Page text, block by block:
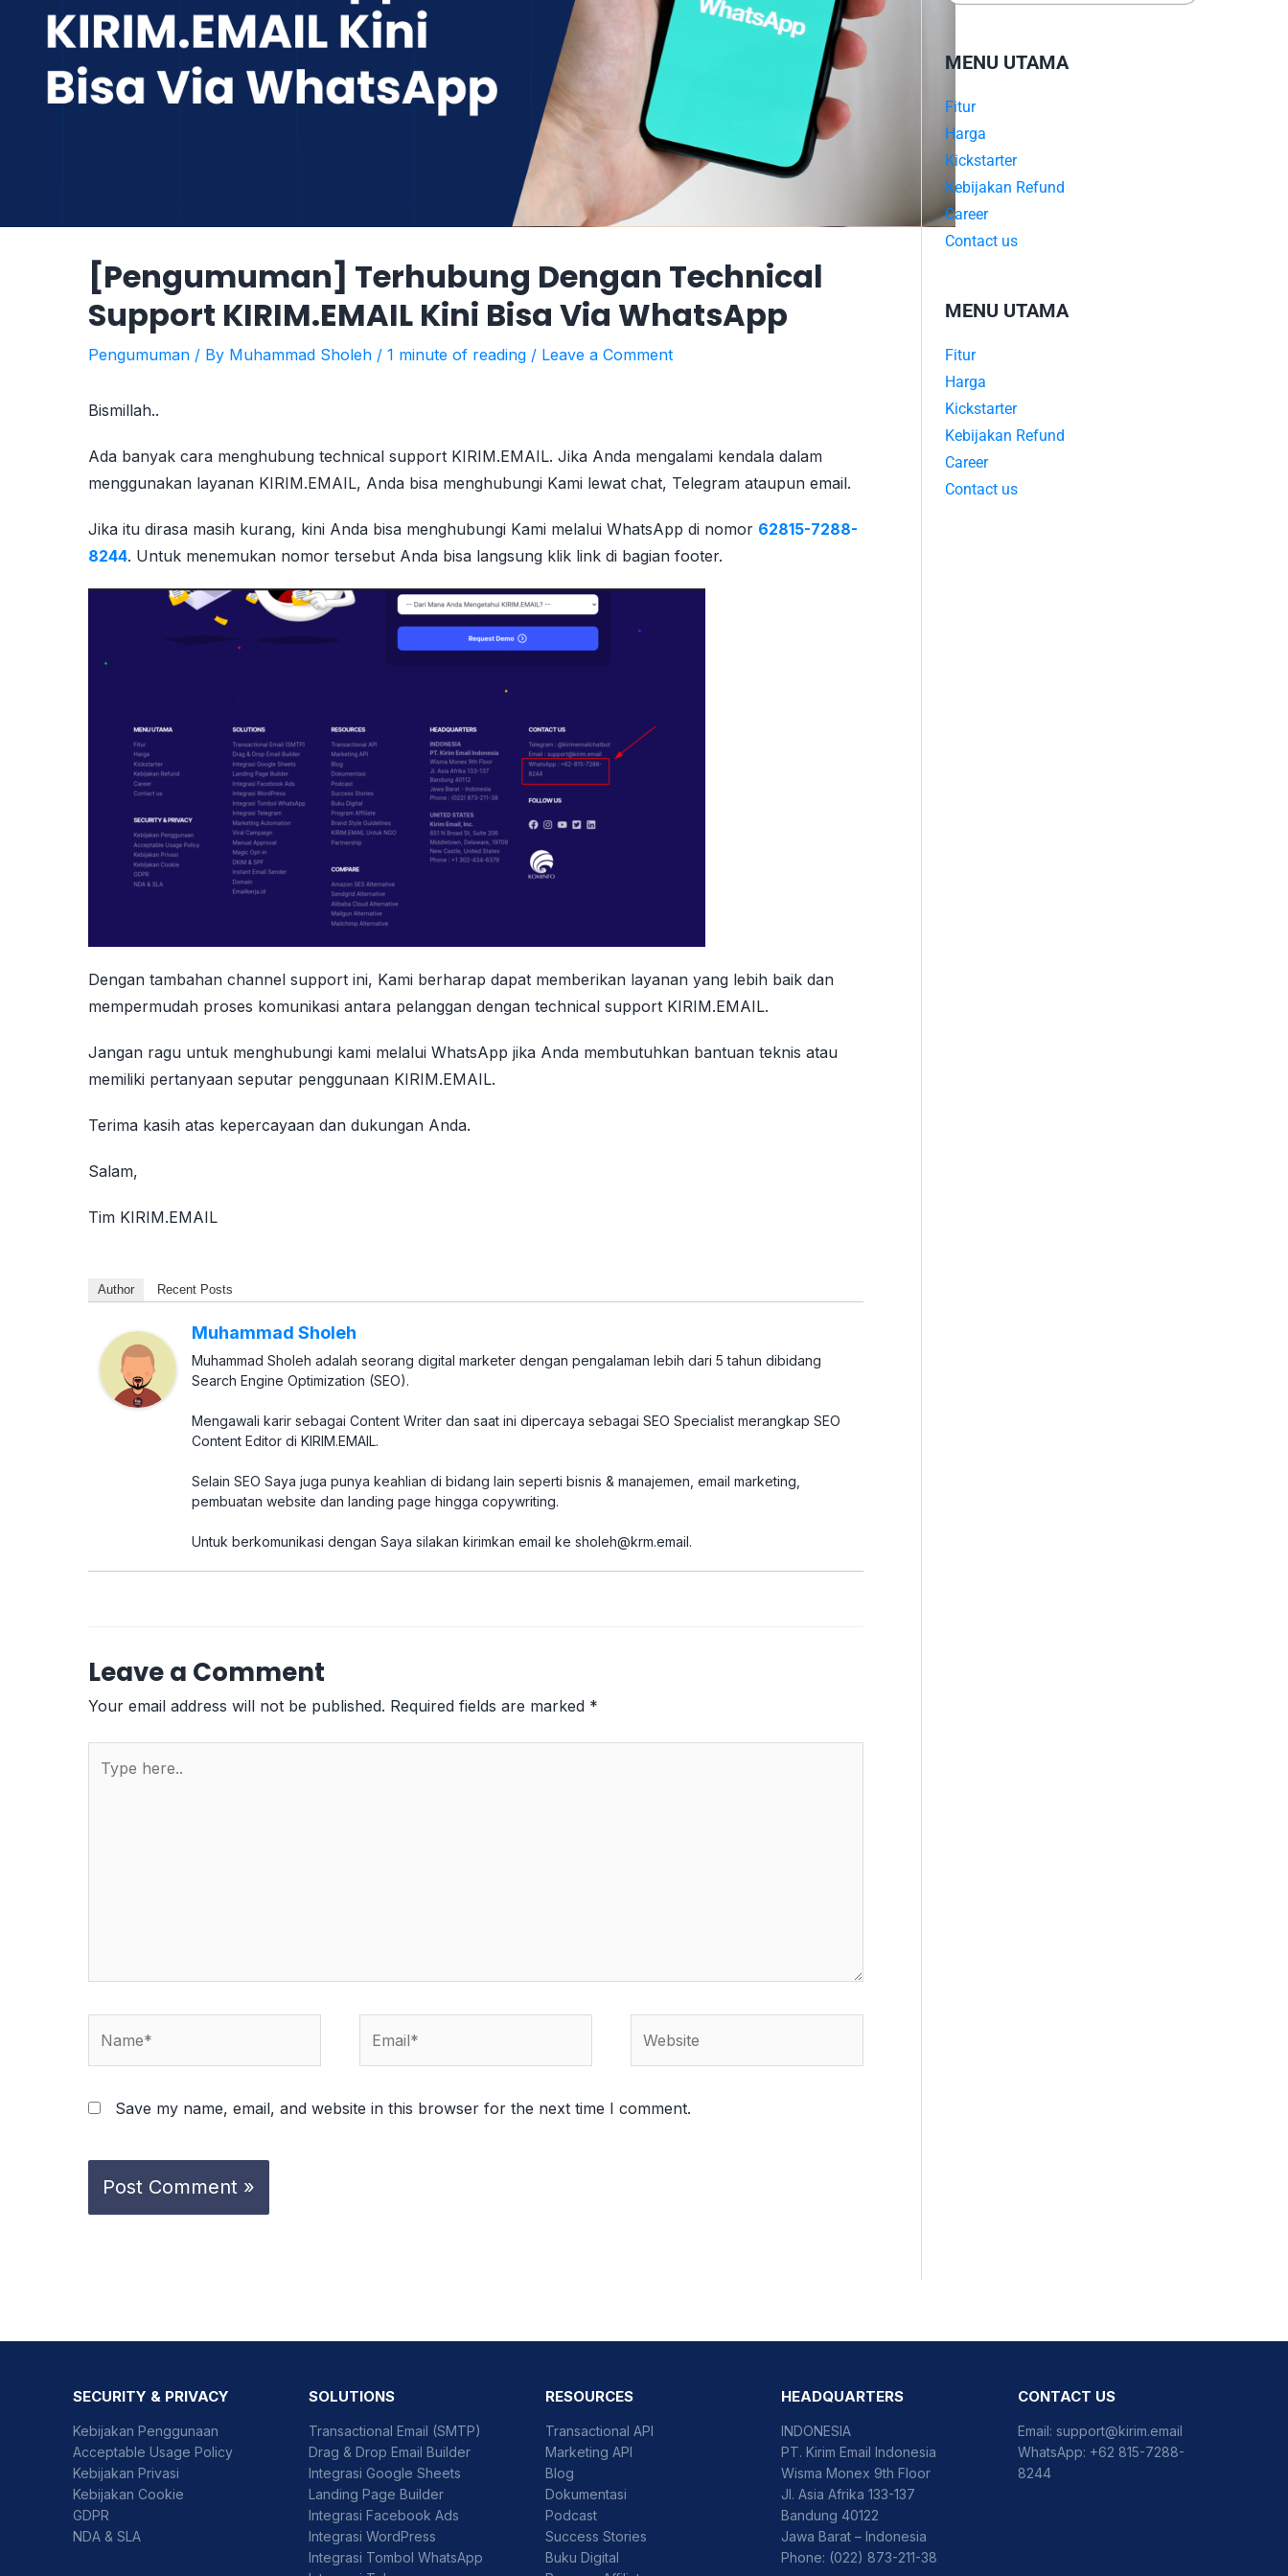
[Pengumuman] Terhubung Dengan Technical
Support KIRIM.EMAIL Kini Bisa Via WhatsApp
Pengumuman / By Muhammad Sholeh / 1 minute of reading / Leave a Comment
Bismillah..
Ada banyak cara menghubung technical support KIRIM.EMAIL. Jika Anda mengalami kendala dalam
menggunakan layanan KIRIM.EMAIL, Anda bisa menghubungi Kami lewat chat, Telegram ataupun email.
Jika itu dirasa masih kurang, kini Anda bisa menghubungi Kami melalui WhatsApp di nomor 62815-7288-
8244. Untuk menemukan nomor tersebut Anda bisa langsung klik link di bagian footer.
Dengan tambahan channel support ini, Kami berharap dapat memberikan layanan yang lebih baik dan
mempermudah proses komunikasi antara pelanggan dengan technical support KIRIM.EMAIL.
Jangan ragu untuk menghubungi kami melalui WhatsApp jika Anda membutuhkan bantuan teknis atau
memiliki pertanyaan seputar penggunaan KIRIM.EMAIL.
Terima kasih atas kepercayaan dan dukungan Anda.
Salam,
Tim KIRIM.EMAIL
Author Recent Posts
Muhammad Sholeh
Muhammad Sholeh adalah seorang digital marketer dengan pengalaman lebih dari 5 tahun dibidang
Search Engine Optimization (SEO).
Mengawali karir sebagai Content Writer dan saat ini dipercaya sebagai SEO Specialist merangkap SEO
Content Editor di KIRIM.EMAIL.
Selain SEO Saya juga punya keahlian di bidang lain seperti bisnis & manajemen, email marketing,
pembuatan website dan landing page hingga copywriting.
Untuk berkomunikasi dengan Saya silakan kirimkan email ke sholeh@krm.email.
Leave a Comment
Your email address will not be published. Required fields are marked *
here..
Save my name, email, and website in this browser for the next time I comment.
MENU UTAMA
Fitur
Harga
Kickstarter
Kebijakan Refund
Career
Contact us
MENU UTAMA
Fitur
Harga
Kickstarter
Kebijakan Refund
Career
Contact us
SECURITY & PRIVACY
Kebijakan Penggunaan
Acceptable Usage Policy
Kebijakan Privasi
Kebijakan Cookie
GDPR
NDA & SLA
SOLUTIONS
Transactional Email (SMTP)
Drag & Drop Email Builder
Integrasi Google Sheets
Landing Page Builder
Integrasi Facebook Ads
Integrasi WordPress
Integrasi Tombol WhatsApp
RESOURCES
Transactional API
Marketing API
Blog
Dokumentasi
Podcast
Success Stories
Buku Digital
HEADQUARTERS
INDONESIA
PT. Kirim Email Indonesia
Wisma Monex 9th Floor
Jl. Asia Afrika 133-137
Bandung 40122
Jawa Barat – Indonesia
Phone: (022) 873-211-38
CONTACT US
Email: support@kirim.email
WhatsApp: +62 815-7288-
8244